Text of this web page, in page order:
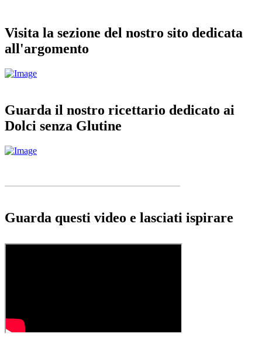
Visita la sezione del nostro sito dedicata
all'argomento
Guarda il nostro ricettario dedicato ai
Dolci senza Glutine
Guarda questi video e lasciati ispirare